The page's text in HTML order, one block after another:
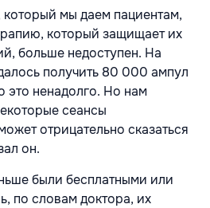
мы даем пациентам,
который защищает их
больше недоступен. На
получить 80 000 ампул
это ненадолго. Но нам
сеансы
отрицательно сказаться
он.
были бесплатными или
по словам доктора, их